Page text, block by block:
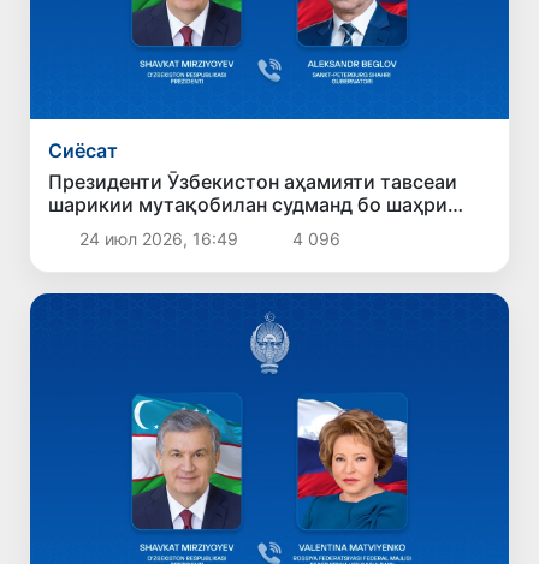
Сиёсат
Президенти Ӯзбекистон аҳамияти тавсеаи
шарикии мутақобилан судманд бо шаҳри
Санкт-Петербургро қайд кард
24 июл 2026, 16:49 4 096